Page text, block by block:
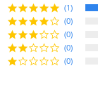
rating
(1)
(0)
(0)
(0)
(0)